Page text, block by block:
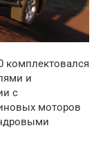
комплектовался
и
с
моторов